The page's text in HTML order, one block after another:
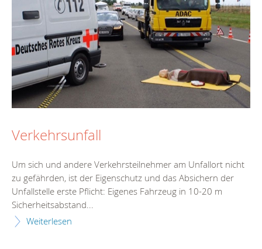
Verkehrsunfall
Um sich und andere Verkehrsteilnehmer am Unfallort nicht
zu gefährden, ist der Eigenschutz und das Absichern der
Unfallstelle erste Pflicht: Eigenes Fahrzeug in 10-20 m
Sicherheitsabstand...
Weiterlesen